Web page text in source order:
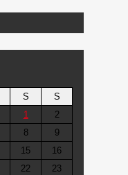
S
S
1
2
8
9
15
16
22
23